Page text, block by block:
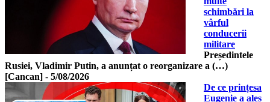
schimbări la
vârful
conducerii
militare
Președintele
Rusiei, Vladimir Putin, a anunțat o reorganizare a (…)
[Cancan] - 5/08/2026
De ce prințesa
Eugenie a ales